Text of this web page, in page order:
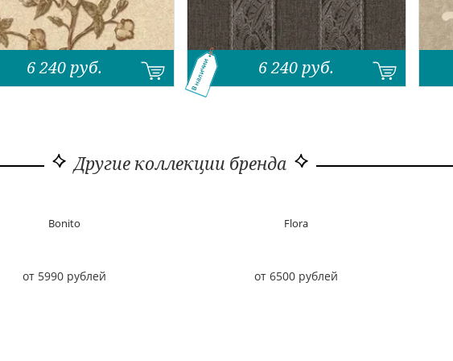
6 240руб. 6 240руб.
В наличии
Другие коллекции бренда
Bonito
от 5990 рублей
Flora
от 6500 рублей